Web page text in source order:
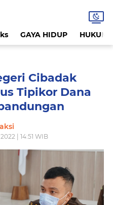
GAYA HIDUP HUKUM
Cibadak
Tipikor Dana
| 14:51 WIB